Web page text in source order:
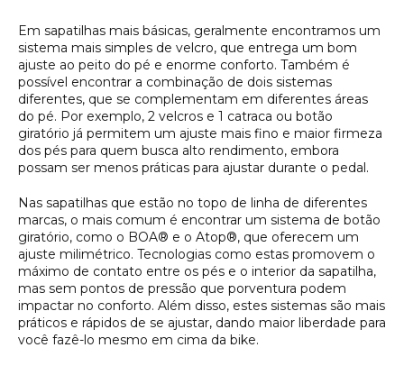
Em sapatilhas mais básicas, geralmente encontramos um
sistema mais simples de velcro, que entrega um bom
ajuste ao peito do pé e enorme conforto. Também é
possível encontrar a combinação de dois sistemas
diferentes, que se complementam em diferentes áreas
do pé. Por exemplo, 2 velcros e 1 catraca ou botão
giratório já permitem um ajuste mais fino e maior firmeza
dos pés para quem busca alto rendimento, embora
possam ser menos práticas para ajustar durante o pedal.
Nas sapatilhas que estão no topo de linha de diferentes
marcas, o mais comum é encontrar um sistema de botão
giratório, como o BOA® e o Atop®, que oferecem um
ajuste milimétrico. Tecnologias como estas promovem o
máximo de contato entre os pés e o interior da sapatilha,
mas sem pontos de pressão que porventura podem
impactar no conforto. Além disso, estes sistemas são mais
práticos e rápidos de se ajustar, dando maior liberdade para
você fazê-lo mesmo em cima da bike.